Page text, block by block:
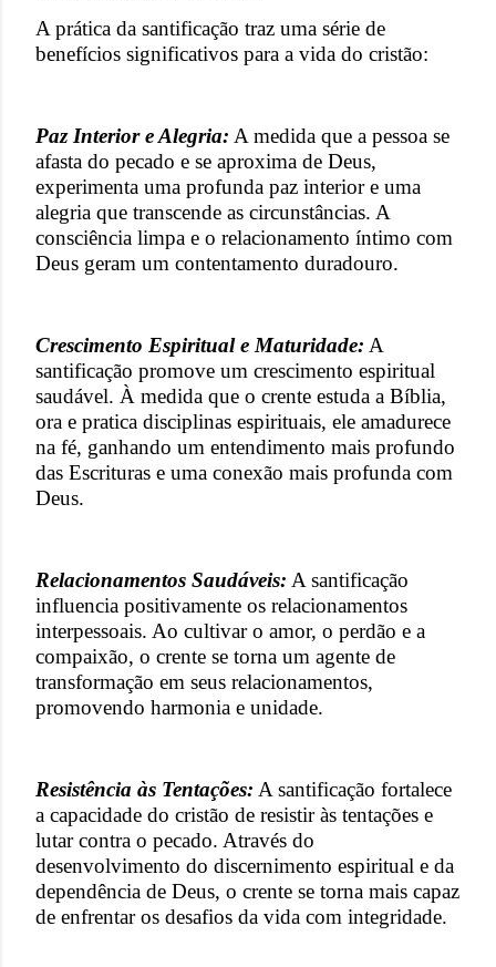
A prática da santificação traz uma série de
benefícios significativos para a vida do cristão:
Paz Interior e Alegria: A medida que a pessoa se
afasta do pecado e se aproxima de Deus,
experimenta uma profunda paz interior e uma
alegria que transcende as circunstâncias. A
consciência limpa e o relacionamento íntimo com
Deus geram um contentamento duradouro.
Crescimento Espiritual e Maturidade: A
santificação promove um crescimento espiritual
saudável. À medida que o crente estuda a Bíblia,
ora e pratica disciplinas espirituais, ele amadurece
na fé, ganhando um entendimento mais profundo
das Escrituras e uma conexão mais profunda com
Deus.
Relacionamentos Saudáveis: A santificação
influencia positivamente os relacionamentos
interpessoais. Ao cultivar o amor, o perdão e a
compaixão, o crente se torna um agente de
transformação em seus relacionamentos,
promovendo harmonia e unidade.
Resistência às Tentações: A santificação fortalece
a capacidade do cristão de resistir às tentações e
lutar contra o pecado. Através do
desenvolvimento do discernimento espiritual e da
dependência de Deus, o crente se torna mais capaz
de enfrentar os desafios da vida com integridade.